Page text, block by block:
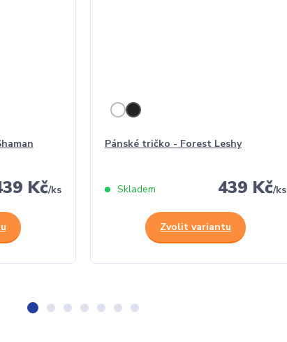
Kč/ks
Pánské tričko - Forest Leshy
439 Kč/ks
Skladem
Zvolit variantu